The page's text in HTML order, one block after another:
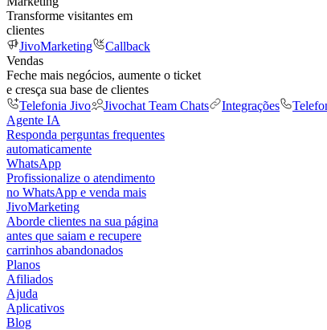
Transforme visitantes em
clientes
JivoMarketing
Callback
Vendas
Feche mais negócios, aumente o ticket
e cresça sua base de clientes
Telefonia Jivo
Jivochat Team Chats Integrações
Agente IA
Responda perguntas frequentes
automaticamente
WhatsApp
Profissionalize o atendimento
no WhatsApp e venda mais
JivoMarketing
Aborde clientes na sua página
antes que saiam e recupere
carrinhos abandonados
Planos
Afiliados
Ajuda
Aplicativos
Blog